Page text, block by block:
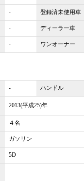
- 登録済未使用車
- ディーラー車
- ワンオーナー
- ハンドル
2013(平成25)年
４名
ガソリン
5D
-